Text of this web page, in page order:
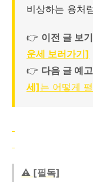
비상하는 용처
👉 이전 글 보
운세 보러가기]
👉 다음 글 예
세]는 어떻게
⚠️ [필독]